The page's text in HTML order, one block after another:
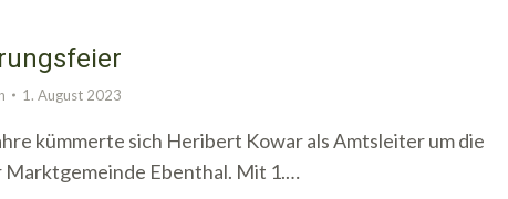
1. August 2023
kümmerte sich Heribert Kowar als Amtsleiter um die
Marktgemeinde Ebenthal. Mit 1.…